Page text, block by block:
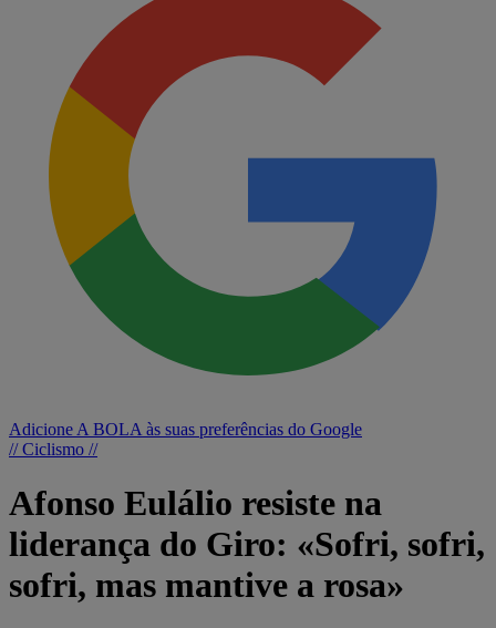
Adicione A BOLA às suas preferências do Google
// Ciclismo //
Afonso Eulálio resiste na
liderança do Giro: «Sofri, sofri,
sofri, mas mantive a rosa»